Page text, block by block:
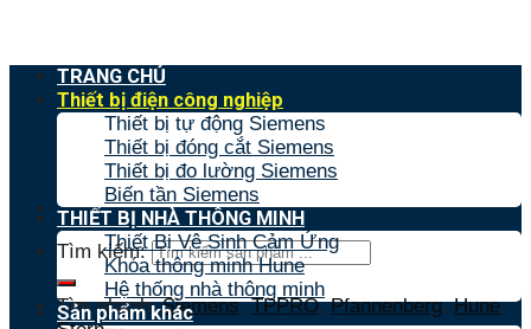
Tìm kiếm:
Tìm nhanh:Siemens,TPPRO,Pfannenberg,Hune,
TRANG CHỦ
Thiết bị điện công nghiệp
Thiết bị tự động Siemens
Thiết bị đóng cắt Siemens
Thiết bị đo lường Siemens
Biến tần Siemens
THIẾT BỊ NHÀ THÔNG MINH
Thiết Bị Vệ Sinh Cảm Ứng
Khóa thông minh Hune
Hệ thống nhà thông minh
Sản phẩm khác